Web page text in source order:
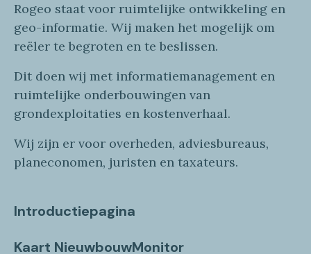
Rogeo staat voor ruimtelijke ontwikkeling en
geo-informatie. Wij maken het mogelijk om
reëler te begroten en te beslissen.
Dit doen wij met informatiemanagement en
ruimtelijke onderbouwingen van
grondexploitaties en kostenverhaal.
Wij zijn er voor overheden, adviesbureaus,
planeconomen, juristen en taxateurs.
Introductiepagina
Kaart NieuwbouwMonitor